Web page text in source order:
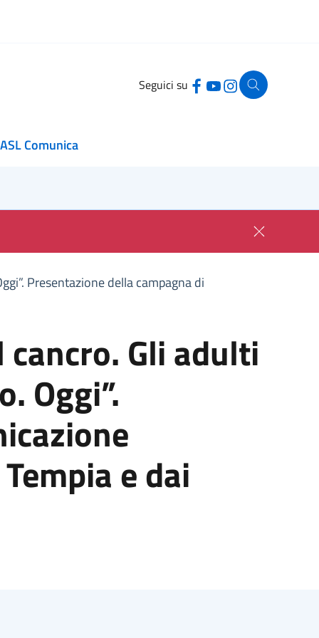
Seguici su
ASL Comunica
Presentazione della campagna di
Gli adulti
Oggi”.
e dai